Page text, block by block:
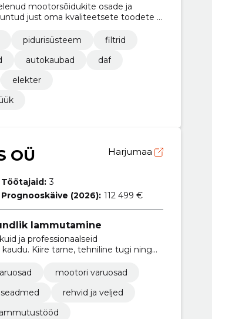
mootorsõidukite osade ja
just oma kvaliteetsete toodete ja
kui nad vajavad uusi osi või
pidurisüsteem
filtrid
autokaubad
daf
elekter
OÜ Harjumaa
Töötajaid: 3
Prognooskäive (2026): 112 499 €
lammutamine
ja professionaalseid
Kiire tarne, tehniline tugi ning
kulusid ja mõju
mootori varuosad
rehvid ja veljed
lammutustööd